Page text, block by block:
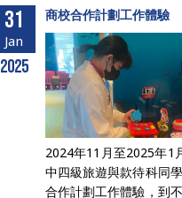
31
Jan
2025
商校合作計劃工作體驗
2024年11月至2025年1
中四級旅遊與款待科同
合作計劃工作體驗，到